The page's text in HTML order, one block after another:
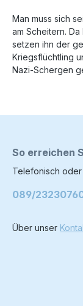
Man muss sich
am Scheitern.
setzen ihn der
Kriegsflüchtling
Nazi-Schergen
So erreichen
Telefonisch oder
089/
Über unser